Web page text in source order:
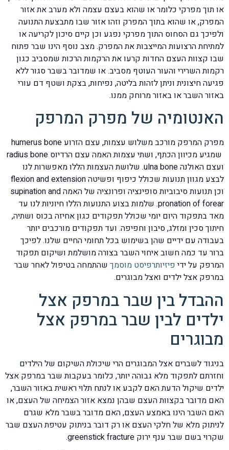
או תוך מפרקי כלומר או שהוא בעצם עצמה ולא מערב את אזור
המפרק, או שהוא בתוך המפרק וזהו אזור שבו מתבצעת התנועה
ולפיכך גם הסחוס התוך מפרקי נפגע וכן קיים סיכון לקריעה או
למתיחת הרצועות המייצבות את המפרק. מצב נוסף הינו שבר פתוח
שבו קצוות העצם החדות קרעו את הרקמות הרכות שמסביב כגון
רקמות השרירי והעור העוטף מסביב. או שמדובר בשבר סגור ללא
פגיעה חיצונית וניתן לזהות בליטה, נפיחות, בצקת ושטף דם עורי
באזור השבר או באזור מרוחק ממנו.
האנטומיה של מפרק המרפק
מפרק המרפק מורכב משלוש עצמות, עצם הזרוע humerus bone
שמגיע מכיוון הכתף, ושתי עצמות האמה עצם הרדיוס radius bone
ועצם האולנה ulna bone. שלושת העצמות הללו מאפשרות לנו
לבצע מגוון תנועות שכולל כיפוף ופשיטה flexion and extension
וכן תנועות סיבוביות סופינציה ופרונציה של האמה supination and
pronation of forear. שלמות בצוע התנועות הללו חיוניות לנו עד
מאד בתפקוד היום יומי שכולל תפקודים כגון אחיזה בכוס ושתיה,
חיתוך סכין ומזלג, סיבון וחפיפה. ועד תפקודים מורכבים יותר
בעבודה עם ידיים שהן בשימוש בכל תחומי החיים שלנו. לפיכך
ברור עד כמה חשוב איחוי השבר בצורה מושלמת ושיקום תפקוד
המרפק על ידי פיזיותרפיסט מוסמך שהתמחה בטיפול לאחר שבר
במרפק אצל ילדים ואצל מבוגרים.
ההבדל בין שבר במרפק אצל
ילדים לבין שבר במרפק אצל
מבוגרים
בניגוד לשברים אצל המבוגרים הרי שיכולת השיקום של הילדים
וחזרתם לתפקוד מלא גבוהה יותר, כלומר בעקבות שבר במרפק אצל
ילדים שיקול הדעת האם לקבע או לנתח תלוי ראשית באזור השבר,
האם מדובר בקצוות העצם שבהן נמצא אזור הצמיחה של העצם, או
האם השבר הינו באמצע העצם, האם מדובר בשבר מלא שגרם
לניתוק מלא של חלקי העצם או רק דובר בניתוק עטיפת העצם שבר
שקרוי בשם שבר ענף ירוק greenstick fracture.